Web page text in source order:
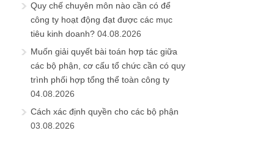
Quy chế chuyên môn nào cần có để
công ty hoạt động đạt được các mục
tiêu kinh doanh? 04.08.2026
Muốn giải quyết bài toán hợp tác giữa
các bộ phận, cơ cấu tổ chức cần có quy
trình phối hợp tổng thể toàn công ty
04.08.2026
Cách xác định quyền cho các bộ phận
03.08.2026